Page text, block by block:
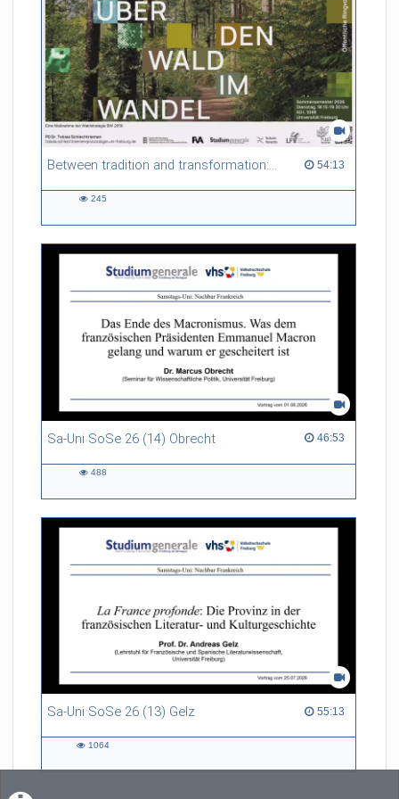
ganzen Turmhelm in seiner technischen Machart und
Besonderheit zu verstehen und seine Bedeutung im
europäischen Kontext der Zeit aufzurollen: gewissermaßen
vom Freiburger détail in die ganze Welt.
Referent/in:
Prof. Dr. Hans W. Hubert
(Kunstgeschichtliches Institut,
Universität Freiburg)
Between tradition and transformation: how owners, advisers and institutions co-create knowledge for resilient forests in Europe 54:13
54:13 duration
245
Sa-Uni SoSe 26 (14) Obrecht 46:53
46:53 duration
488
Sa-Uni SoSe 26 (13) Gelz 55:13
55:13 duration
1064